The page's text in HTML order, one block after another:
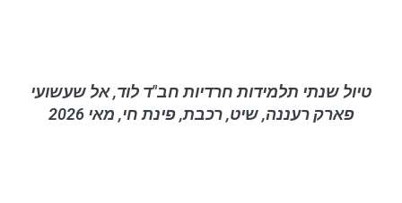
טיול שנתי תלמידות חרדיות חב"ד לוד, אל שעשועי
פארק רעננה, שיט, רכבת, פינת חי, מאי 2026